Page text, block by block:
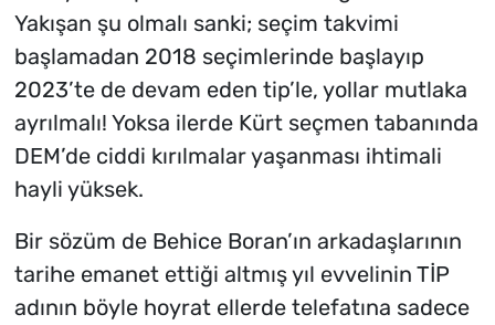
Yakışan şu olmalı sanki; seçim takvimi
başlamadan 2018 seçimlerinde başlayıp
2023’te de devam eden tip’le, yollar mutlaka
ayrılmalı! Yoksa ilerde Kürt seçmen tabanında
DEM’de ciddi kırılmalar yaşanması ihtimali
hayli yüksek.
Bir sözüm de Behice Boran’ın arkadaşlarının
tarihe emanet ettiği altmış yıl evvelinin TİP
adının böyle hoyrat ellerde telefatına sadece